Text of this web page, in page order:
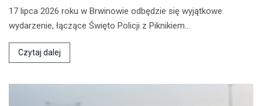
17 lipca 2026 roku w Brwinowie odbędzie się wyjątkowe
wydarzenie, łączące Święto Policji z Piknikiem…
Czytaj dalej